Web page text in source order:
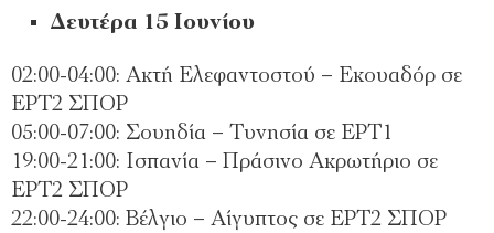
Δευτέρα 15 Ιουνίου
02:00-04:00: Ακτή Ελεφαντοστού – Εκουαδόρ σε
ΕΡΤ2 ΣΠΟΡ
05:00-07:00: Σουηδία – Τυνησία σε ΕΡΤ1
19:00-21:00: Ισπανία – Πράσινο Ακρωτήριο σε
ΕΡΤ2 ΣΠΟΡ
22:00-24:00: Βέλγιο – Αίγυπτος σε ΕΡΤ2 ΣΠΟΡ